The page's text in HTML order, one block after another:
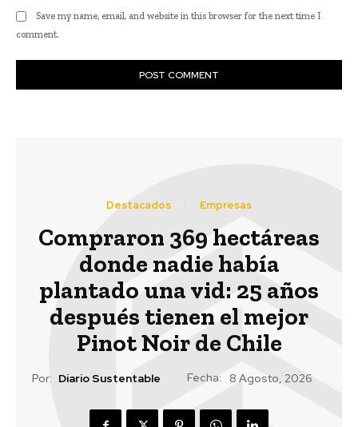
Save my name, email, and website in this browser for the next time I
comment.